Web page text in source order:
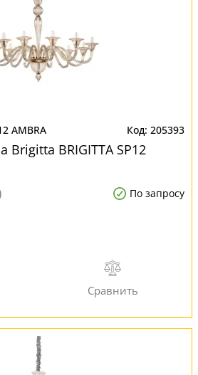
AMBRA 205393
Brigitta BRIGITTA SP12
По запросу